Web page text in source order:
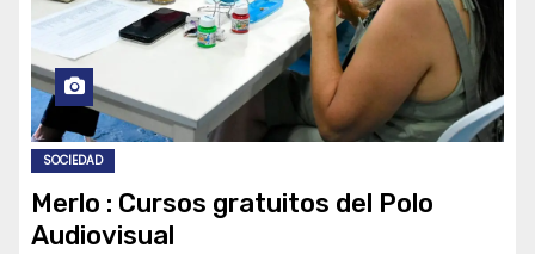
SOCIEDAD
Merlo : Cursos gratuitos del Polo
Audiovisual